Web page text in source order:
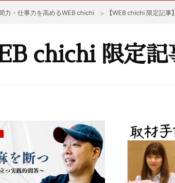
力・仕事力を高めるWEB chichi 【WEB chichi 限定記事】
chichi 限定記